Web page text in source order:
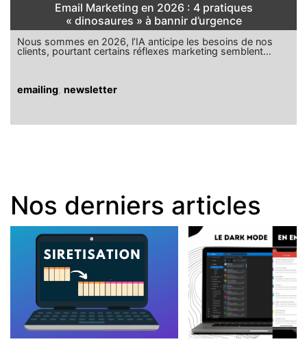
Email Marketing en 2026 : 4 pratiques
« dinosaures » à bannir d’urgence
Nous sommes en 2026, l’IA anticipe les besoins de nos
clients, pourtant certains réflexes marketing semblent…
emailing newsletter
Nos derniers articles